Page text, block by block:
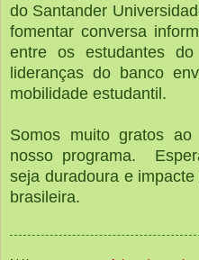
do Santander
fomentar conversa
entre os estudantes
lideranças do banco
mobilidade estudantil.
Somos muito gratos
nosso programa.
seja duradoura e
brasileira.